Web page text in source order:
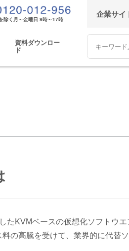
除く月～金曜日 9時～17時
資料ダウンロー
ド
企業サイ
Conduct
a
search
KVMベースの仮想化ソフトウエ
の高騰を受けて、業界的に代替